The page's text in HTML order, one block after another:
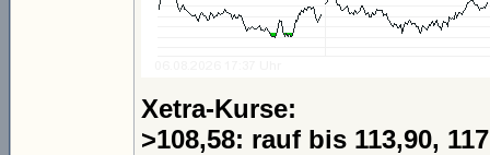
Xetra-Kurse:
>108,58: rauf bis 113,90,